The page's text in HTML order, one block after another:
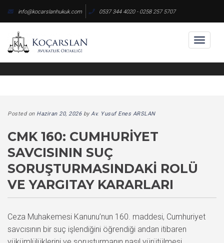
content
info@kocarslanhukuk.com 0537 344 4020 - 0258 257 5707
Posted on Haziran 20, 2026byAv. Yusuf Enes ARSLAN
CMK 160: CUMHURIYET
SAVCISININ SUÇ
SORUŞTURMASINDAKI ROLÜ
VE YARGITAY KARARLARI
Ceza Muhakemesi Kanunu’nun 160. maddesi, Cumhuriyet
savcısının bir suç işlendiğini öğrendiği andan itibaren